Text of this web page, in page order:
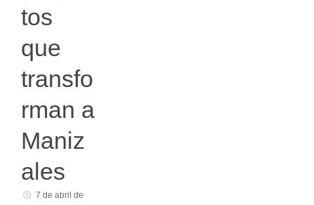
tos
que
transfo
rman a
Maniz
ales
7 de abril de